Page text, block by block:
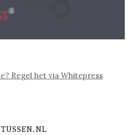
Regel het via Whitepress